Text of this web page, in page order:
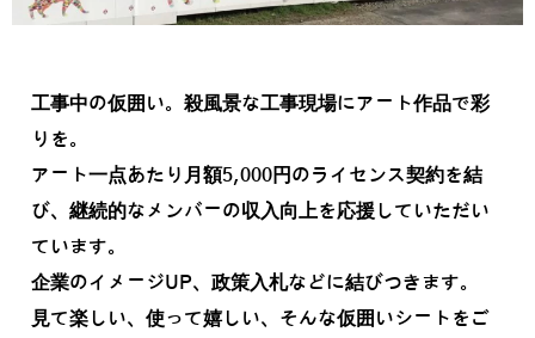
工事中の仮囲い。殺風景な工事現場にアート作品で彩
りを。
アート一点あたり月額5,000円のライセンス契約を結
び、継続的なメンバーの収入向上を応援していただい
ています。
企業のイメージUP、政策入札などに結びつきます。
見て楽しい、使って嬉しい、そんな仮囲いシートをご